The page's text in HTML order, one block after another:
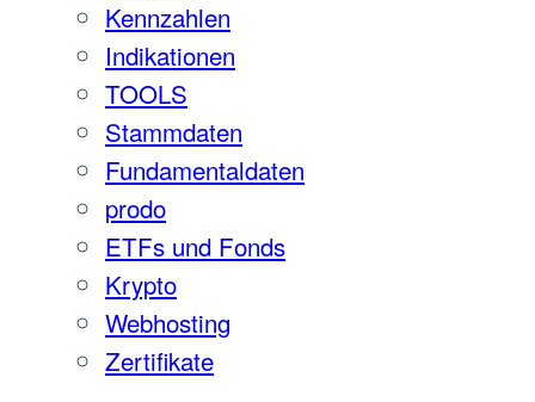
Kennzahlen
Indikationen
TOOLS
Stammdaten
Fundamentaldaten
prodo
ETFs und Fonds
Krypto
Webhosting
Zertifikate